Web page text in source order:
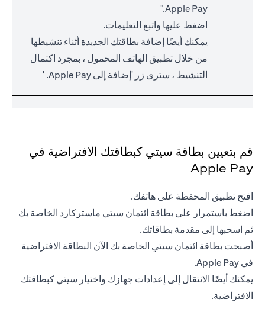
Apple Pay."
اضغط عليها واتبع التعليمات.
يمكنك أيضًا إضافة بطاقتك الجديدة أثناء تنشيطها
من خلال تطبيق الهاتف المحمول ، بمجرد اكتمال
التنشيط ، سترى زر 'إضافة إلى Apple Pay. '
قم بتعيين بطاقة سيتي كبطاقتك الافتراضية في
Apple Pay
افتح تطبيق المحفظة على هاتفك.
اضغط باستمرار على بطاقة ائتمان سيتي ماستركارد الخاصة بك
ثم اسحبها إلى مقدمة بطاقاتك.
أصبحت بطاقة ائتمان سيتي الخاصة بك الآن البطاقة الافتراضية
في Apple Pay.
يمكنك أيضًا الانتقال إلى إعدادات جهازك واختيار سيتي كبطاقتك
الافتراضية.